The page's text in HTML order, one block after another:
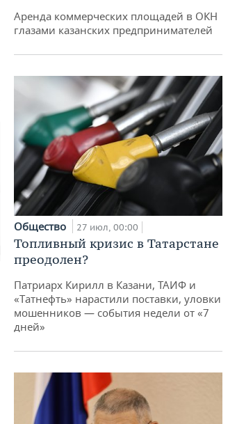
Аренда коммерческих площадей в ОКН
глазами казанских предпринимателей
Общество 27 июл, 00:00
Топливный кризис в Татарстане
преодолен?
Патриарх Кирилл в Казани, ТАИФ и
«Татнефть» нарастили поставки, уловки
мошенников — события недели от «7
дней»